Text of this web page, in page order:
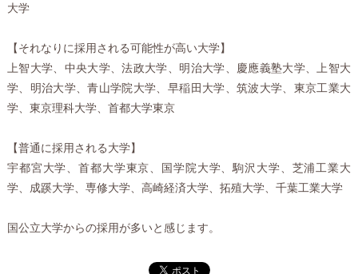
大学
【それなりに採用される可能性が高い大学】
上智大学、中央大学、法政大学、明治大学、慶應義塾大学、上智大
学、明治大学、青山学院大学、早稲田大学、筑波大学、東京工業大
学、東京理科大学、首都大学東京
【普通に採用される大学】
宇都宮大学、首都大学東京、国学院大学、駒沢大学、芝浦工業大
学、成蹊大学、専修大学、高崎経済大学、拓殖大学、千葉工業大学
国公立大学からの採用が多いと感じます。